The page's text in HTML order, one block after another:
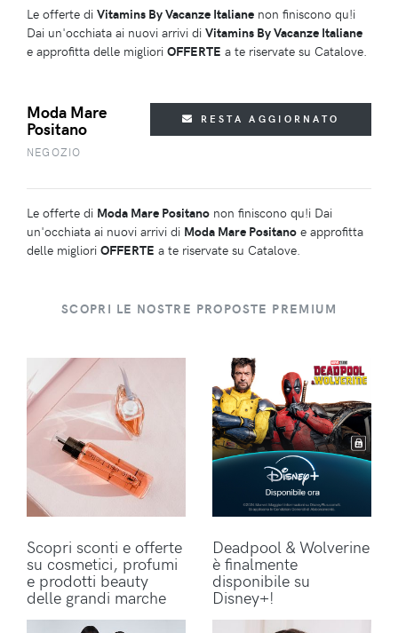
Le offerte di Vitamins By Vacanze Italiane non finiscono qu!i
Dai un'occhiata ai nuovi arrivi di Vitamins By Vacanze Italiane
e approfitta delle migliori OFFERTE a te riservate su Catalove.
Moda Mare
Positano
NEGOZIO
RESTA AGGIORNATO
Le offerte di Moda Mare Positano non finiscono qu!i Dai
un'occhiata ai nuovi arrivi di Moda Mare Positano e approfitta
delle migliori OFFERTE a te riservate su Catalove.
SCOPRI LE NOSTRE PROPOSTE PREMIUM
Scopri sconti e offerte
su cosmetici, profumi
e prodotti beauty
delle grandi marche
Deadpool & Wolverine
è finalmente
disponibile su
Disney+!